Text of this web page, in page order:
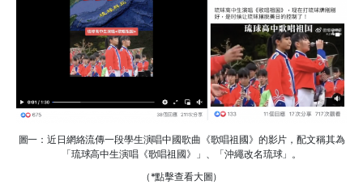
圖一：近日網絡流傳一段學生演唱中國歌曲《歌唱祖國》的影片，配文稱其為
「琉球高中生演唱《歌唱祖國》」、「沖繩改名琉球」。
（*點擊查看大圖）